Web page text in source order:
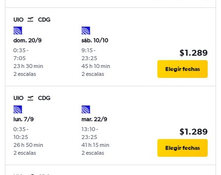
UIO CDG
dom. 20/9
0:35-
7:05
2 escalas
23 h 30 min
sáb. 10/10
9:15-
23:25
2 escalas
45 h 10 min
$1.289
Elegir fechas
UIO CDG
lun. 7/9
0:35-
10:25
2 escalas
26 h 50 min
mar. 22/9
13:10-
23:25
2 escalas
41 h 15 min
$1.289
Elegir fechas